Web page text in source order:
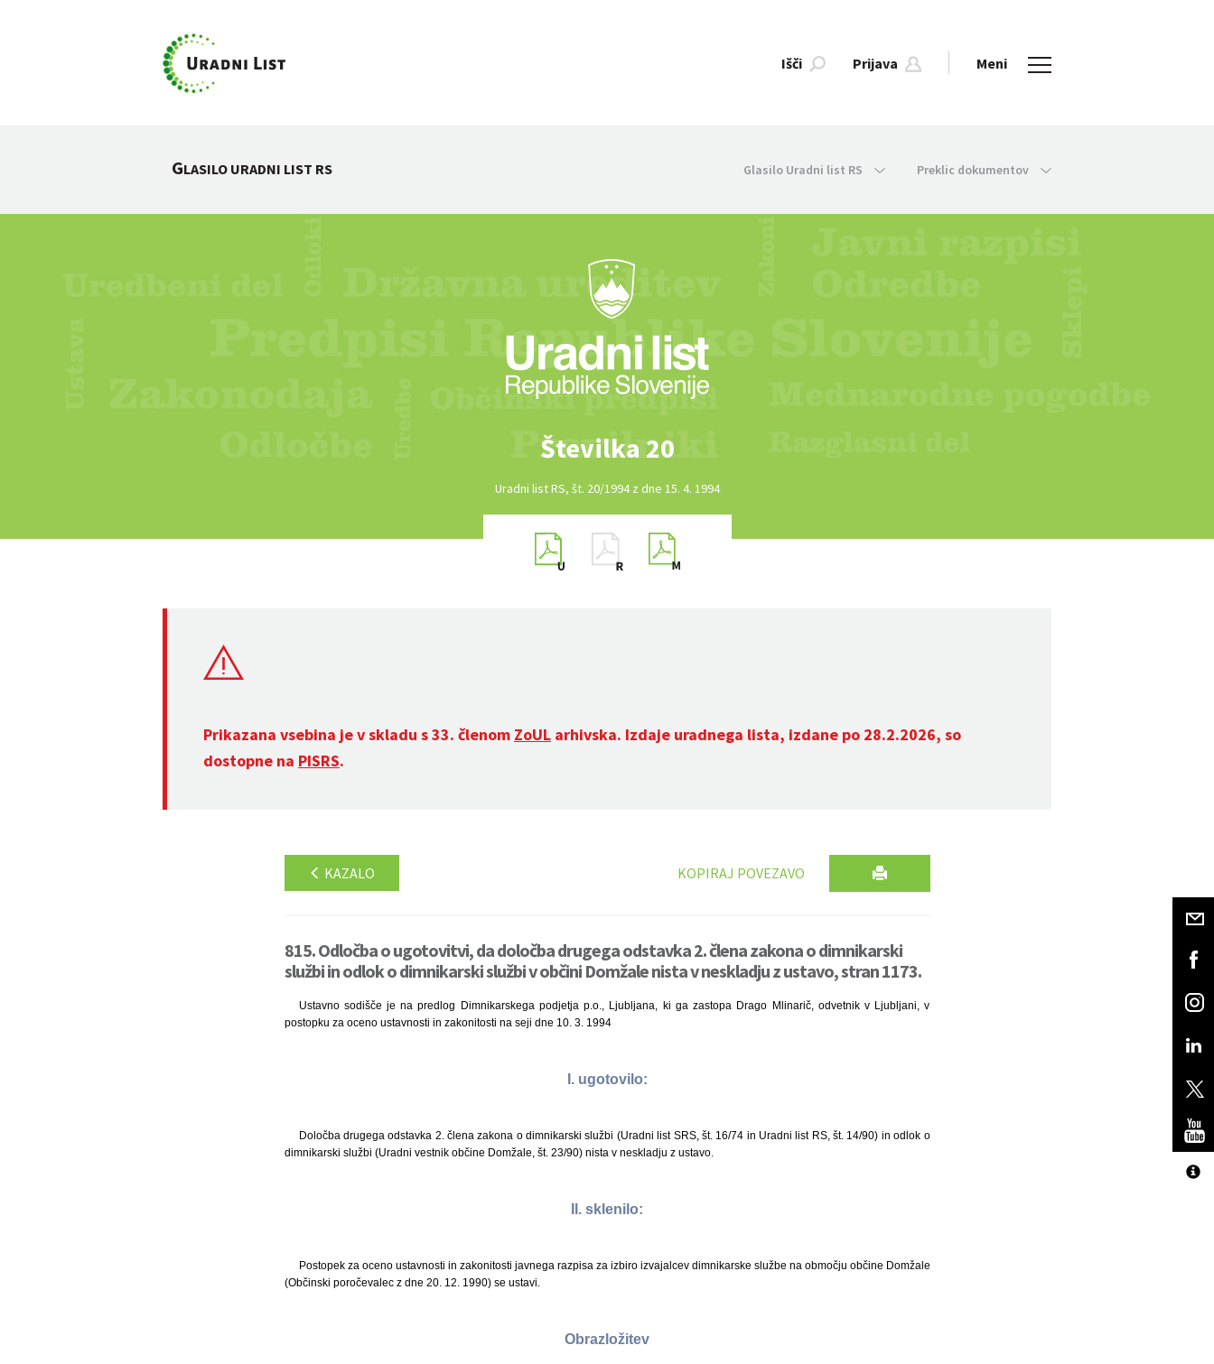
Išči Prijava Meni
GLASILO URADNI LIST RS Glasilo Uradni list RS Preklic dokumentov
Številka 20
Uradni list RS, št. 20/1994 z dne 15. 4. 1994
Prikazana vsebina je v skladu s 33. členom ZoUL arhivska. Izdaje uradnega lista, izdane po 28.2.2026, so
dostopne na PISRS.
KAZALO KOPIRAJ POVEZAVO
815. Odločba o ugotovitvi, da določba drugega odstavka 2. člena zakona o dimnikarski
službi in odlok o dimnikarski službi v občini Domžale nista v neskladju z ustavo, stran 1173.
Ustavno sodišče je na predlog Dimnikarskega podjetja p.o., Ljubljana, ki ga zastopa Drago Mlinarič, odvetnik v Ljubljani, v
postopku za oceno ustavnosti in zakonitosti na seji dne 10. 3. 1994
I. ugotovilo:
Določba drugega odstavka 2. člena zakona o dimnikarski službi (Uradni list SRS, št. 16/74 in Uradni list RS, št. 14/90) in odlok o
dimnikarski službi (Uradni vestnik občine Domžale, št. 23/90) nista v neskladju z ustavo.
II. sklenilo:
Postopek za oceno ustavnosti in zakonitosti javnega razpisa za izbiro izvajalcev dimnikarske službe na območju občine Domžale
(Občinski poročevalec z dne 20. 12. 1990) se ustavi.
Obrazložitev